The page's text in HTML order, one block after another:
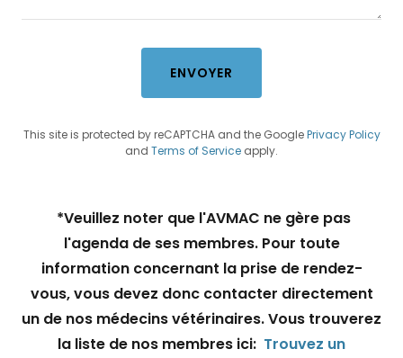
ENVOYER
This site is protected by reCAPTCHA and the GooglePrivacy Policy
and Terms of Service apply.
*Veuillez noter que l'AVMAC ne gère pas
l'agenda de ses membres. Pour toute
information concernant la prise de rendez-
vous, vous devez donc contacter directement
un de nos médecins vétérinaires. Vous trouverez
la liste de nos membres ici: Trouvez un